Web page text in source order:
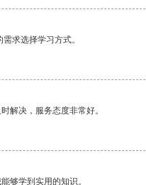
求选择学习方式。
解决，服务态度非常好。
够学到实用的知识。